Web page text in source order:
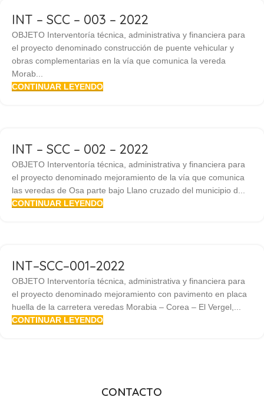
INT – SCC – 003 – 2022
OBJETO Interventoría técnica, administrativa y financiera para
el proyecto denominado construcción de puente vehicular y
obras complementarias en la vía que comunica la vereda
Morab...
CONTINUAR LEYENDO
INT – SCC – 002 – 2022
OBJETO Interventoría técnica, administrativa y financiera para
el proyecto denominado mejoramiento de la vía que comunica
las veredas de Osa parte bajo Llano cruzado del municipio d...
CONTINUAR LEYENDO
INT–SCC–001–2022
OBJETO Interventoría técnica, administrativa y financiera para
el proyecto denominado mejoramiento con pavimento en placa
huella de la carretera veredas Morabia – Corea – El Vergel,...
CONTINUAR LEYENDO
CONTACTO